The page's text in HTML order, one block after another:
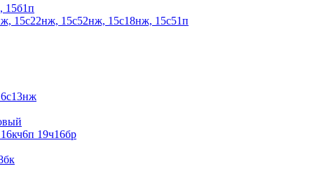
15б1п
15с22нж, 15с52нж, 15с18нж, 15с51п
19ч16бр